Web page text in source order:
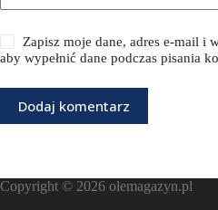
Zapisz moje dane, adres e-mail i
aby wypełnić dane podczas pisania
Dodaj komentarz
Copyright © 2026 olemagazyn.pl